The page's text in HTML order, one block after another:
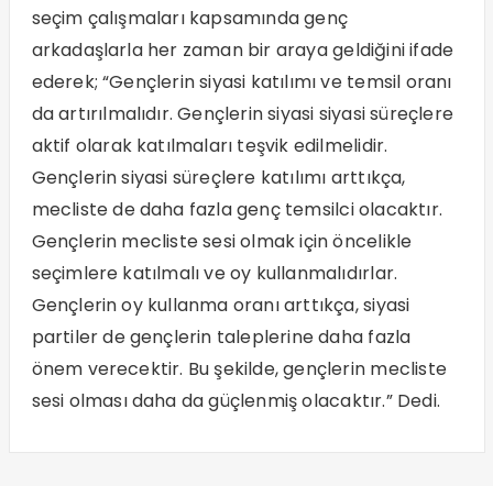
seçim çalışmaları kapsamında genç
arkadaşlarla her zaman bir araya geldiğini ifade
ederek; “Gençlerin siyasi katılımı ve temsil oranı
da artırılmalıdır. Gençlerin siyasi siyasi süreçlere
aktif olarak katılmaları teşvik edilmelidir.
Gençlerin siyasi süreçlere katılımı arttıkça,
mecliste de daha fazla genç temsilci olacaktır.
Gençlerin mecliste sesi olmak için öncelikle
seçimlere katılmalı ve oy kullanmalıdırlar.
Gençlerin oy kullanma oranı arttıkça, siyasi
partiler de gençlerin taleplerine daha fazla
önem verecektir. Bu şekilde, gençlerin mecliste
sesi olması daha da güçlenmiş olacaktır.” Dedi.